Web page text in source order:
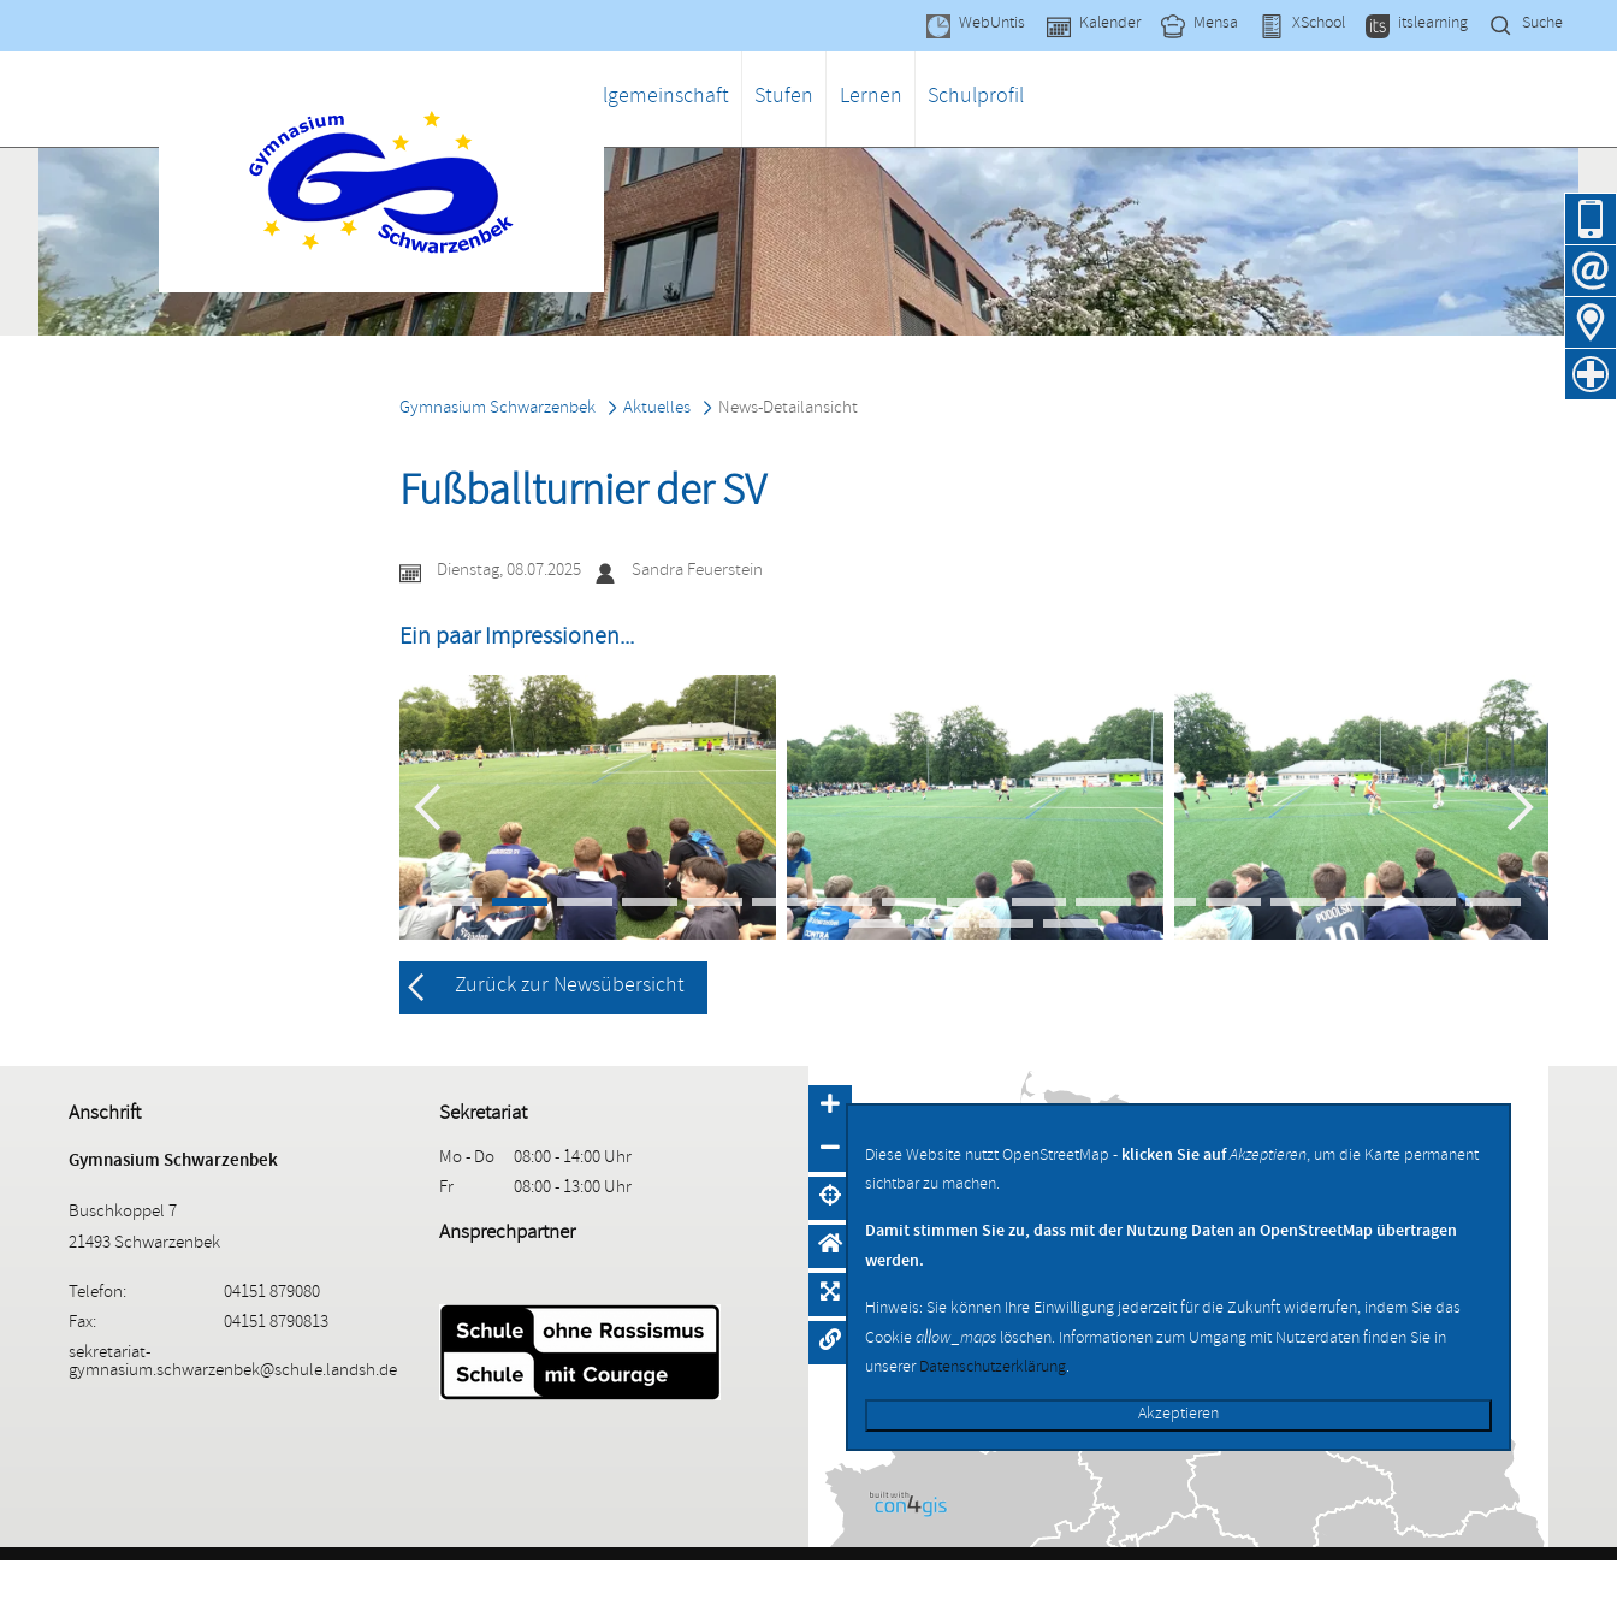
WebUntis Kalender Mensa XSchool itslearning Suche
Navigation
Schulgemeinschaft Stufen Lernen Schulprofil
Gymnasium Schwarzenbek Aktuelles News-Detailansicht
Fußballturnier der SV
Dienstag, 08.07.2025 Sandra Feuerstein
Ein paar Impressionen...
Zurück zur Newsübersicht
Anschrift
Gymnasium Schwarzenbek
Buschkoppel 7
21493 Schwarzenbek
Telefon:
04151 879080
Fax:
04151 8790813
sekretariat-
gymnasium.schwarzenbek@schule.landsh.de
Sekretariat
Mo - Do
08:00 - 14:00 Uhr
Fr
08:00 - 13:00 Uhr
Ansprechpartner
Diese Website nutzt OpenStreetMap - klicken Sie aufAkzeptieren, um die Karte permanent
sichtbar zu machen.
Damit stimmen Sie zu, dass mit der Nutzung Daten an OpenStreetMap übertragen
werden.
Hinweis: Sie können Ihre Einwilligung jederzeit für die Zukunft widerrufen, indem Sie das
Cookieallow_mapslöschen. Informationen zum Umgang mit Nutzerdaten finden Sie in
unsererDatenschutzerklärung.
Akzeptieren
Navigation